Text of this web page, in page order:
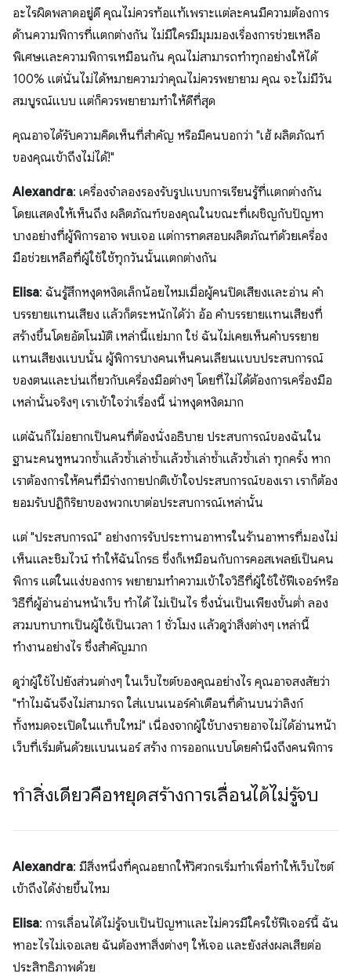
อะไรผิดพลาดอยู่ดี คุณไม่ควรท้อแท้เพราะแต่ละคนมีความต้องการ
ด้านความพิการที่แตกต่างกัน ไม่มีใครมีมุมมองเรื่องการช่วยเหลือ
พิเศษและความพิการเหมือนกัน คุณไม่สามารถทำทุกอย่างให้ได้
100% แต่นั่นไม่ได้หมายความว่าคุณไม่ควรพยายาม คุณ จะไม่มีวัน
สมบูรณ์แบบ แต่ก็ควรพยายามทำให้ดีที่สุด
คุณอาจได้รับความคิดเห็นที่สำคัญ หรือมีคนบอกว่า "เฮ้ ผลิตภัณฑ์
ของคุณเข้าถึงไม่ได้!"
Alexandra: เครื่องจำลองรองรับรูปแบบการเรียนรู้ที่แตกต่างกัน
โดยแสดงให้เห็นถึง ผลิตภัณฑ์ของคุณในขณะที่เผชิญกับปัญหา
บางอย่างที่ผู้พิการอาจ พบเจอ แต่การทดสอบผลิตภัณฑ์ด้วยเครื่อง
มือช่วยเหลือที่ผู้ใช้ใช้ทุกวันนั้นแตกต่างกัน
Elisa: ฉันรู้สึกหงุดหงิดเล็กน้อยไหมเมื่อผู้คนปิดเสียงและอ่าน คำ
บรรยายแทนเสียง แล้วก็ตระหนักได้ว่า อ้อ คำบรรยายแทนเสียงที่
สร้างขึ้นโดยอัตโนมัติ เหล่านี้แย่มาก ใช่ ฉันไม่เคยเห็นคำบรรยาย
แทนเสียงแบบนั้น ผู้พิการบางคนเห็นคนเลียนแบบประสบการณ์
ของตนและบ่นเกี่ยวกับเครื่องมือต่างๆ โดยที่ไม่ได้ต้องการเครื่องมือ
เหล่านั้นจริงๆ เราเข้าใจว่าเรื่องนี้ น่าหงุดหงิดมาก
แต่ฉันก็ไม่อยากเป็นคนที่ต้องนั่งอธิบาย ประสบการณ์ของฉันใน
ฐานะคนหูหนวกซ้ำแล้วซ้ำเล่าซ้ำแล้วซ้ำเล่าซ้ำแล้วซ้ำเล่า ทุกครั้ง หาก
เราต้องการให้คนที่มีร่างกายปกติเข้าใจประสบการณ์ของเรา เราก็ต้อง
ยอมรับปฏิกิริยาของพวกเขาต่อประสบการณ์เหล่านั้น
แต่ "ประสบการณ์" อย่างการรับประทานอาหารในร้านอาหารที่มองไม่
เห็นและชิมไวน์ ทำให้ฉันโกรธ ซึ่งก็เหมือนกับการคอสเพลย์เป็นคน
พิการ แต่ในแง่ของการ พยายามทำความเข้าใจวิธีที่ผู้ใช้ใช้ฟีเจอร์หรือ
วิธีที่ผู้อ่านอ่านหน้าเว็บ ทำได้ ไม่เป็นไร ซึ่งนั่นเป็นเพียงขั้นต่ำ ลอง
สวมบทบาทเป็นผู้ใช้เป็นเวลา 1 ชั่วโมง แล้วดูว่าสิ่งต่างๆ เหล่านี้
ทำงานอย่างไร ซึ่งสำคัญมาก
ดูว่าผู้ใช้ไปยังส่วนต่างๆ ในเว็บไซต์ของคุณอย่างไร คุณอาจสงสัยว่า
"ทำไมฉันจึงไม่สามารถ ใส่แบนเนอร์คำเตือนที่ด้านบนว่าลิงก์
ทั้งหมดจะเปิดในแท็บใหม่" เนื่องจากผู้ใช้บางรายอาจไม่ได้อ่านหน้า
เว็บที่เริ่มต้นด้วยแบนเนอร์ สร้าง การออกแบบโดยคำนึงถึงคนพิการ
ทำสิ่งเดียวคือหยุดสร้างการเลื่อนได้ไม่รู้จบ
Alexandra: มีสิ่งหนึ่งที่คุณอยากให้วิศวกรเริ่มทำเพื่อทำให้เว็บไซต์
เข้าถึงได้ง่ายขึ้นไหม
Elisa: การเลื่อนได้ไม่รู้จบเป็นปัญหาและไม่ควรมีใครใช้ฟีเจอร์นี้ ฉัน
หาอะไรไม่เจอเลย ฉันต้องหาสิ่งต่างๆ ให้เจอ และยังส่งผลเสียต่อ
ประสิทธิภาพด้วย